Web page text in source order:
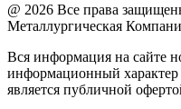
@ 2026 Все права
Металлургическая
Вся информация на сайте
информационный
является публичной